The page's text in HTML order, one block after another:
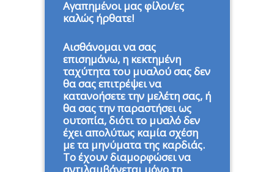
Αγαπημένοι μας φίλοι/ες
καλώς ήρθατε!
Αισθάνομαι να σας
επισημάνω, η κεκτημένη
ταχύτητα του μυαλού σας δεν
θα σας επιτρέψει να
κατανοήσετε την μελέτη σας, ή
θα σας την παραστήσει ως
ουτοπία, διότι το μυαλό δεν
έχει απολύτως καμία σχέση
με τα μηνύματα της καρδιάς.
Το έχουν διαμορφώσει να
αντιλαμβάνεται μόνο τη